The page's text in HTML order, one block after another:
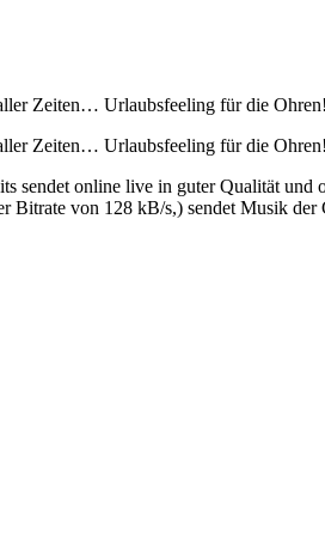
Zeiten… Urlaubsfeeling für die Ohren!
Zeiten… Urlaubsfeeling für die Ohren!
sendet online live in guter Qualität und
Bitrate von 128 kB/s,) sendet Musik der